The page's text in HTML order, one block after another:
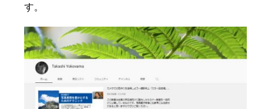
す。